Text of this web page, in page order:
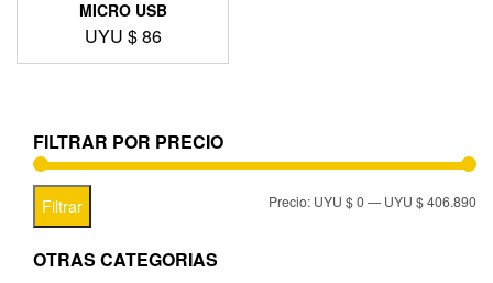
MICRO USB
UYU $86
FILTRAR POR PRECIO
Filtrar Precio: UYU $ 0—UYU $ 406.890
OTRAS CATEGORIAS